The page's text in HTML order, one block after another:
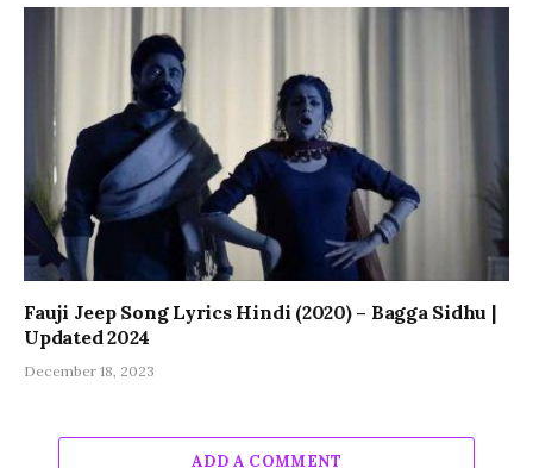
Fauji Jeep Song Lyrics Hindi (2020) – Bagga Sidhu |
Updated 2024
December 18, 2023
ADD A COMMENT